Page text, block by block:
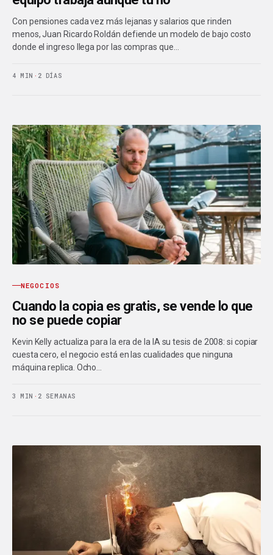
Con pensiones cada vez más lejanas y salarios que rinden
menos, Juan Ricardo Roldán defiende un modelo de bajo costo
donde el ingreso llega por las compras que…
4 MIN · 2 DÍAS
NEGOCIOS
Cuando la copia es gratis, se vende lo que
no se puede copiar
Kevin Kelly actualiza para la era de la IA su tesis de 2008: si copiar
cuesta cero, el negocio está en las cualidades que ninguna
máquina replica. Ocho…
3 MIN · 2 SEMANAS